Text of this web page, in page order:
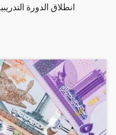
انطلاق الدورة